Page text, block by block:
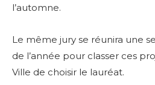
l’automne.
Le même jury se réunira une
de l’année pour classer ces
Ville de choisir le lauréat.